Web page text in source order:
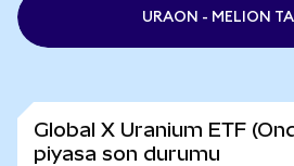
URAON - MELION
Global X Uranium ETF
piyasa son durumu